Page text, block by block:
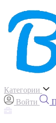
Категории
Войти